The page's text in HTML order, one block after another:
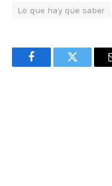
Lo que hay que saber
FacebookTwitter